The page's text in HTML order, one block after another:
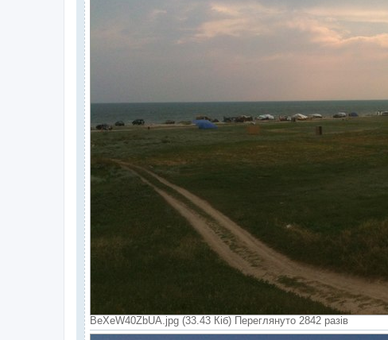
BeXeW40ZbUA.jpg (33.43 Кіб) Переглянуто 2842 разів